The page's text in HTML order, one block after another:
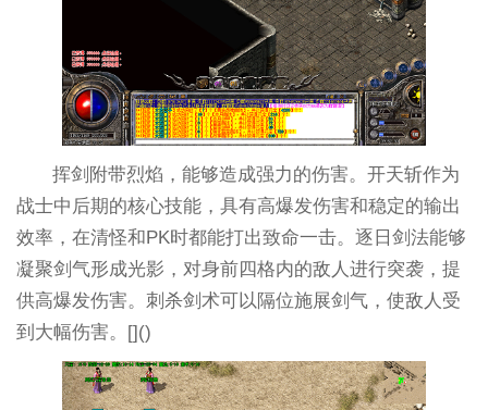
挥剑附带烈焰，能够造成强力的伤害。开天斩作为
战士中后期的核心技能，具有高爆发伤害和稳定的输出
效率，在清怪和PK时都能打出致命一击。逐日剑法能够
凝聚剑气形成光影，对身前四格内的敌人进行突袭，提
供高爆发伤害。刺杀剑术可以隔位施展剑气，使敌人受
到大幅伤害。[]()